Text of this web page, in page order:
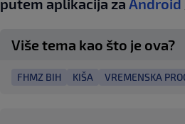
putem aplikacija za Android
Više tema kao što je ova?
FHMZ BIH KIŠA VREMENSKA